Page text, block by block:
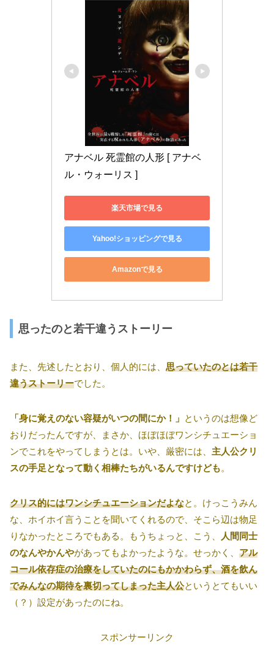
アナベル 死霊館の人形 [ アナベ
ル・ウォーリス ]
楽天市場で見る
Yahoo!ショッピングで見る
Amazonで見る
思ったのと若干違うストーリー
また、先述したとおり、個人的には、 思っていたのとは若干
違うストーリーでした。
「身に覚えのない容疑がいつの間にか！」 というのは想像ど
おりだったんですが、まさか、ほぼほぼワンシチュエーショ
ンでこれをやってしまうとは。いや、厳密には、 主人公クリ
スの手足となって動く相棒たちがいるんですけども。
クリス的にはワンシチュエーションだよなと。けっこうみん
な、ホイホイ言うことを聞いてくれるので、そこら辺は物足
りなかったところでもある。もうちょっと、こう、
人間同士
のなんやかんやがあってもよかったような。せっかく、 アル
コール依存症の治療をしていたのにもかかわらず、酒を飲ん
でみんなの期待を裏切ってしまった主人公というとてもいい
（？）設定があったのにね。
スポンサーリンク